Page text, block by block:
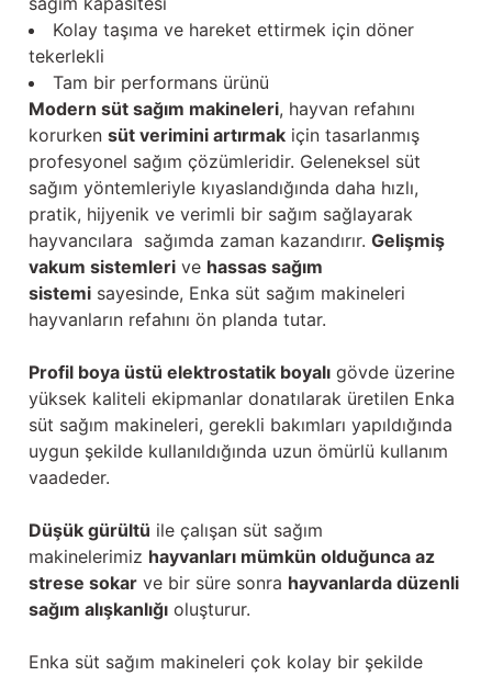
Kolay taşıma ve hareket ettirmek için döner
tekerlekli
Tam bir performans ürünü
Modern süt sağım makineleri, hayvan refahını
korurken süt verimini artırmak için tasarlanmış
profesyonel sağım çözümleridir. Geleneksel süt
sağım yöntemleriyle kıyaslandığında daha hızlı,
pratik, hijyenik ve verimli bir sağım sağlayarak
hayvancılara sağımda zaman kazandırır. Gelişmiş
vakum sistemleri ve hassas sağım
sistemi sayesinde, Enka süt sağım makineleri
hayvanların refahını ön planda tutar.
Profil boya üstü elektrostatik boyalı gövde üzerine
yüksek kaliteli ekipmanlar donatılarak üretilen Enka
süt sağım makineleri, gerekli bakımları yapıldığında
uygun şekilde kullanıldığında uzun ömürlü kullanım
vaadeder.
Düşük gürültü ile çalışan süt sağım
makinelerimiz hayvanları mümkün olduğunca az
strese sokar ve bir süre sonra hayvanlarda düzenli
sağım alışkanlığı oluşturur.
Enka süt sağım makineleri çok kolay bir şekilde